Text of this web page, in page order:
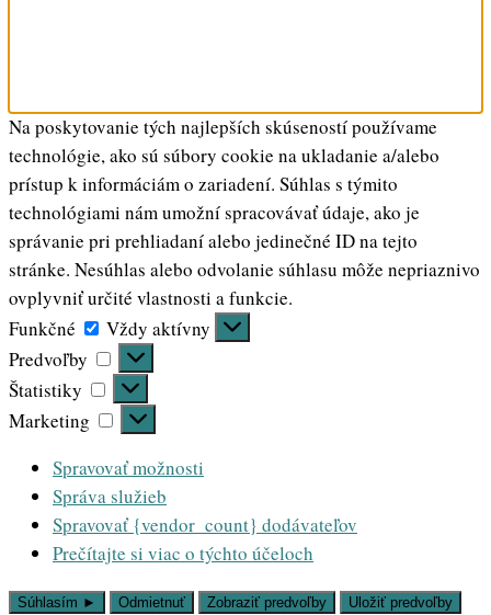
Na poskytovanie tých najlepších skúseností používame
technológie, ako sú súbory cookie na ukladanie a/alebo
prístup k informáciám o zariadení. Súhlas s týmito
technológiami nám umožní spracovávať údaje, ako je
správanie pri prehliadaní alebo jedinečné ID na tejto
stránke. Nesúhlas alebo odvolanie súhlasu môže nepriaznivo
ovplyvniť určité vlastnosti a funkcie.
Funkčné
Funkčné
Vždy aktívny
Predvoľby
Predvoľby
Štatistiky
Štatistiky
Marketing
Marketing
Spravovať možnosti
Správa služieb
Spravovať {vendor_count} dodávateľov
Prečítajte si viac o týchto účeloch
Súhlasím ► Odmietnuť Zobraziť predvoľby Uložiť predvoľby